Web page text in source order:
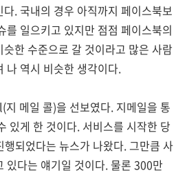
. 국내의 경우 아직까지 페이스북보
를 일으키고 있지만 점점 페이스북의
한 수준으로 갈 것이라고 많은 사람
나 역시 비슷한 생각이다.
메일 콜)을 선보였다. 지메일을 통
있게 한 것이다. 서비스를 시작한 당
되었다는 뉴스가 나왔다. 그만큼 사
있다는 얘기일 것이다. 물론 300만